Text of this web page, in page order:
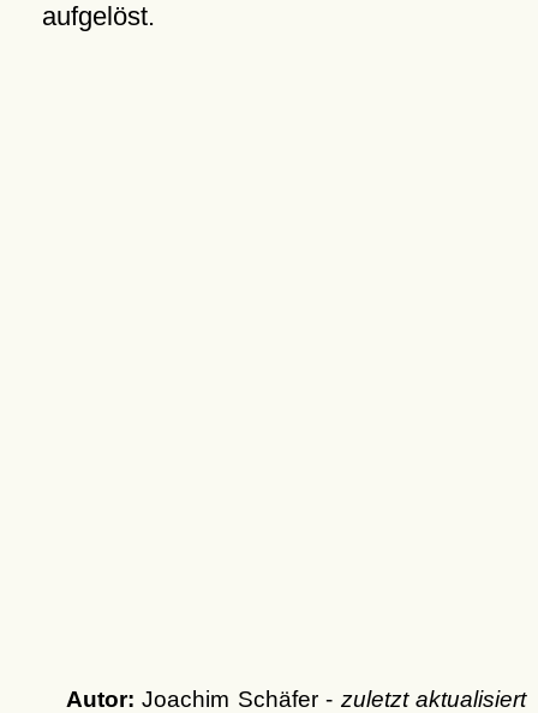
aufgelöst.
Autor: Joachim Schäfer - zuletzt aktualisiert